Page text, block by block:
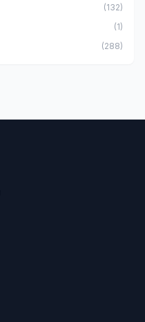
(132)
(1)
(288)